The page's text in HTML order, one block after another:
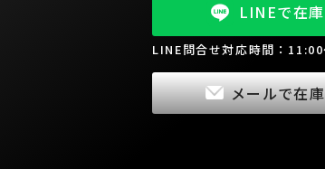
LINEで在
LINE問合せ対応時間：11:00
メールで在